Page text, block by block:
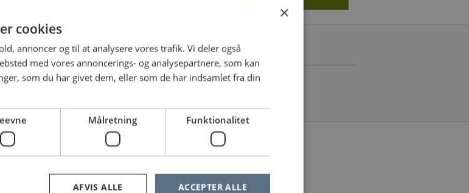
ANSÆTTELSESFORM
prøv at søge på noget andet eller fjern nogle af dine filtre
3 4 5 »
×
cookies
annoncer og til at analysere vores trafik. Vi deler også
med vores annoncerings- og analysepartnere, som kan
som du har givet dem, eller som de har indsamlet fra din
Målretning Funktionalitet
ACCEPTER ALLE
AFVIS ALLE